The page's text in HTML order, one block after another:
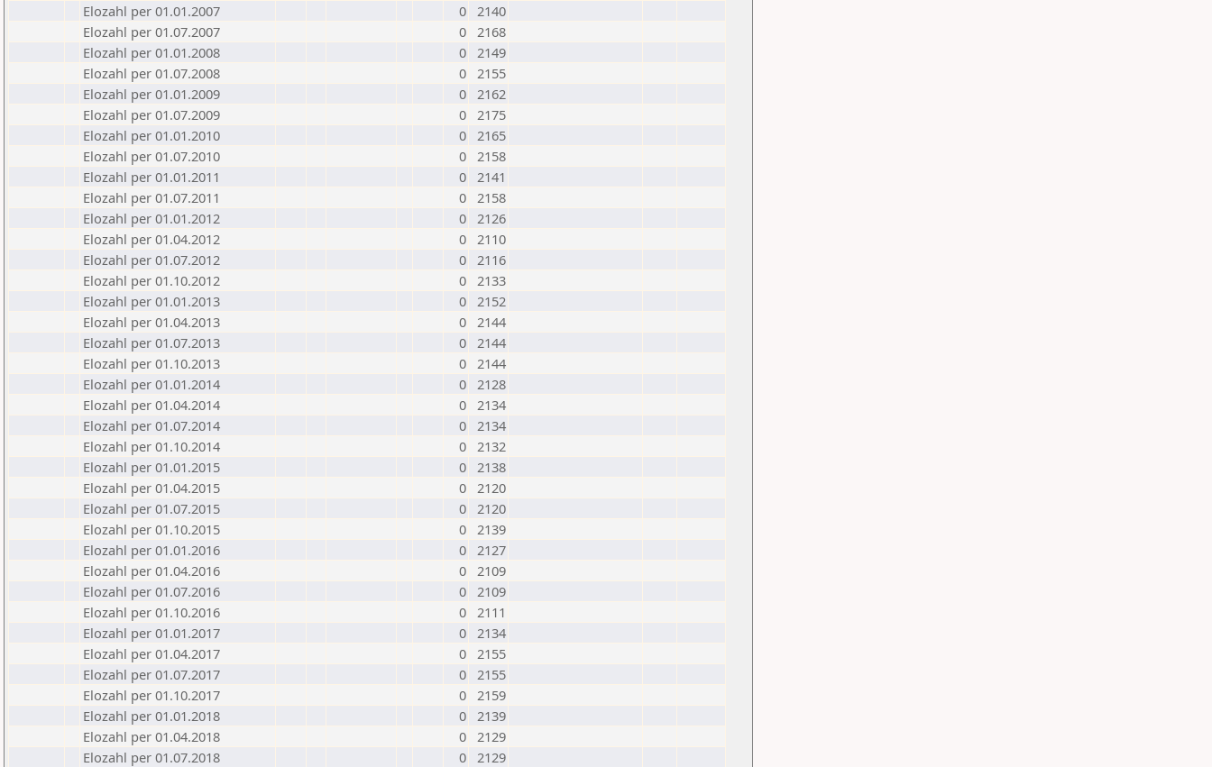
Elozahl per 01.01.2007
0 2140
Elozahl per 01.07.2007
0 2168
Elozahl per 01.01.2008
0 2149
Elozahl per 01.07.2008
0 2155
Elozahl per 01.01.2009
0 2162
Elozahl per 01.07.2009
0 2175
Elozahl per 01.01.2010
0 2165
Elozahl per 01.07.2010
0 2158
Elozahl per 01.01.2011
0 2141
Elozahl per 01.07.2011
0 2158
Elozahl per 01.01.2012
0 2126
Elozahl per 01.04.2012
0 2110
Elozahl per 01.07.2012
0 2116
Elozahl per 01.10.2012
0 2133
Elozahl per 01.01.2013
0 2152
Elozahl per 01.04.2013
0 2144
Elozahl per 01.07.2013
0 2144
Elozahl per 01.10.2013
0 2144
Elozahl per 01.01.2014
0 2128
Elozahl per 01.04.2014
0 2134
Elozahl per 01.07.2014
0 2134
Elozahl per 01.10.2014
0 2132
Elozahl per 01.01.2015
0 2138
Elozahl per 01.04.2015
0 2120
Elozahl per 01.07.2015
0 2120
Elozahl per 01.10.2015
0 2139
Elozahl per 01.01.2016
0 2127
Elozahl per 01.04.2016
0 2109
Elozahl per 01.07.2016
0 2109
Elozahl per 01.10.2016
0 2111
Elozahl per 01.01.2017
0 2134
Elozahl per 01.04.2017
0 2155
Elozahl per 01.07.2017
0 2155
Elozahl per 01.10.2017
0 2159
Elozahl per 01.01.2018
0 2139
Elozahl per 01.04.2018
0 2129
Elozahl per 01.07.2018
0 2129